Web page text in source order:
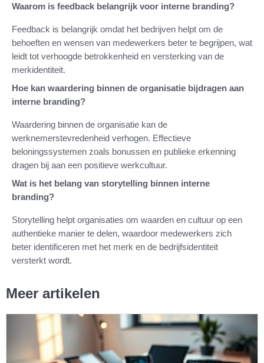
Waarom is feedback belangrijk voor interne branding?
Feedback is belangrijk omdat het bedrijven helpt om de
behoeften en wensen van medewerkers beter te begrijpen, wat
leidt tot verhoogde betrokkenheid en versterking van de
merkidentiteit.
Hoe kan waardering binnen de organisatie bijdragen aan
interne branding?
Waardering binnen de organisatie kan de
werknemerstevredenheid verhogen. Effectieve
beloningssystemen zoals bonussen en publieke erkenning
dragen bij aan een positieve werkcultuur.
Wat is het belang van storytelling binnen interne
branding?
Storytelling helpt organisaties om waarden en cultuur op een
authentieke manier te delen, waardoor medewerkers zich
beter identificeren met het merk en de bedrijfsidentiteit
versterkt wordt.
Meer artikelen